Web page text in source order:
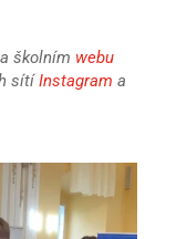
školním webu
sítíInstagram a